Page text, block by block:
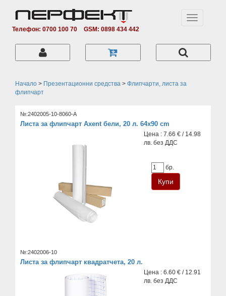
Телефон: 0700 100 70 GSM: 0898 434 442
Toggle
Начало > Презентационни средства > Флипчарти, листа за
флипчарт
№:2402005-10-8060-A
Листа за флипчарт Axent бели, 20 л. 64x90 cm
Цена : 7.66 € / 14.98
лв. без ДДС
бр.
№:2402006-10
Листа за флипчарт квадратчета, 20 л.
Цена : 6.60 € / 12.91
лв. без ДДС